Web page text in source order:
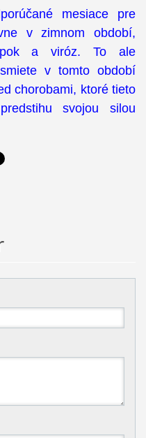
mesiace pre
v zimnom období,
a viróz. To ale
v tomto období
chorobami, ktoré tieto
svojou silou